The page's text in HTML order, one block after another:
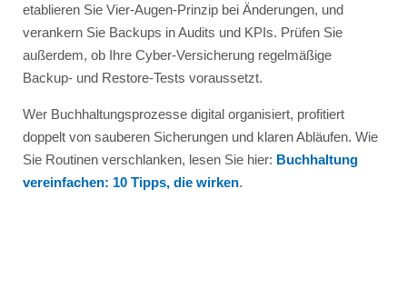
etablieren Sie Vier-Augen-Prinzip bei Änderungen, und
verankern Sie Backups in Audits und KPIs. Prüfen Sie
außerdem, ob Ihre Cyber-Versicherung regelmäßige
Backup- und Restore-Tests voraussetzt.
Wer Buchhaltungsprozesse digital organisiert, profitiert
doppelt von sauberen Sicherungen und klaren Abläufen. Wie
Sie Routinen verschlanken, lesen Sie hier: Buchhaltung
vereinfachen: 10 Tipps, die wirken.